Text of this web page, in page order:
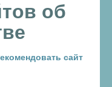
об
сайт